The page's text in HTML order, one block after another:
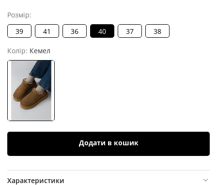
Розмір:
39
41 36 40 37 38
Колір: Кемел
Додати в кошик
Характеристики